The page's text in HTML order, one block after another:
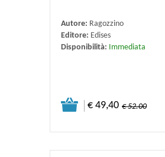
Autore: Ragozzino
Editore: Edises
Disponibilità: Immediata
€ 49,40 € 52.00